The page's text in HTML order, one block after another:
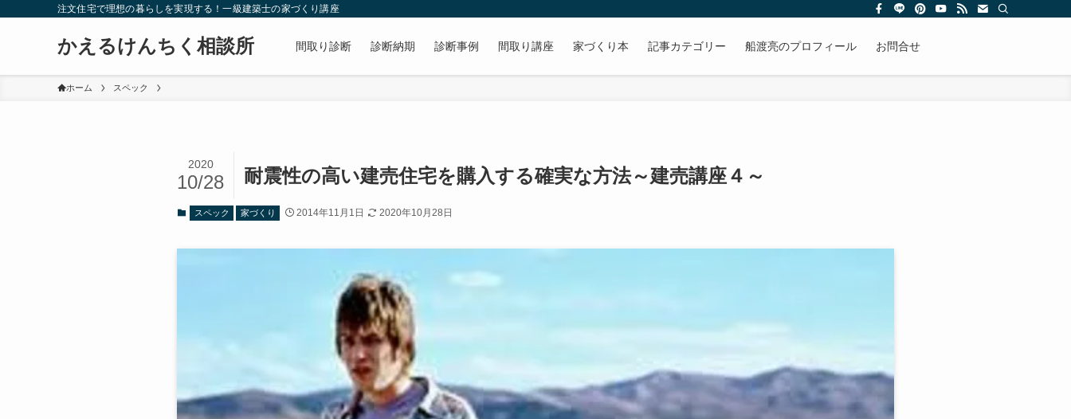
注文住宅で理想の暮らしを実現する！一級建築士の家づくり講座
かえるけんちく相談所 間取り診断 診断納期 診断事例 間取り講座 家づくり本 記事カテゴリー 船渡亮のプロフィール お問合せ
ホーム スペック
耐震性の高い建売住宅を購入する確実な方法～建売講座４～
2020
10/28
スペック 家づくり 2014年11月1日 2020年10月28日